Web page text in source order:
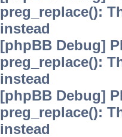
preg_replace():
instead
[phpBB Debug]
preg_replace():
instead
[phpBB Debug]
preg_replace():
instead